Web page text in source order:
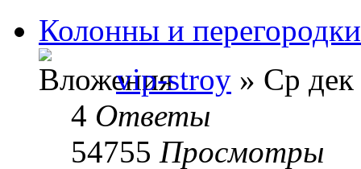
Колонны и
vip-stroy » Ср
4 Ответы
54755 Просмотры